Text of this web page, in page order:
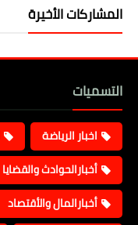
المشاركات الأخيرة
التسميات
اخبار الرياضة
أخبارالحوادث والقضايا
أخبارالمال والأقتصاد